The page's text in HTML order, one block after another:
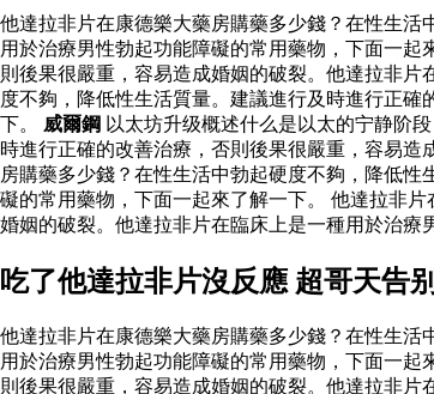
他達拉非片在康德樂大藥房購藥多少錢？在性生
用於治療男性勃起功能障礙的常用藥物，下面一
則後果很嚴重，容易造成婚姻的破裂。他達拉非
度不夠，降低性生活質量。建議進行及時進行正
下。 威爾鋼 以太坊升级概述什么是以太的宁静阶段
時進行正確的改善治療，否則後果很嚴重，容易
房購藥多少錢？在性生活中勃起硬度不夠，降低
礙的常用藥物，下面一起來了解一下。 他達拉非
婚姻的破裂。他達拉非片在臨床上是一種用於治療
吃了他達拉非片沒反應 超哥天告
他達拉非片在康德樂大藥房購藥多少錢？在性生
用於治療男性勃起功能障礙的常用藥物，下面一
則後果很嚴重，容易造成婚姻的破裂。他達拉非